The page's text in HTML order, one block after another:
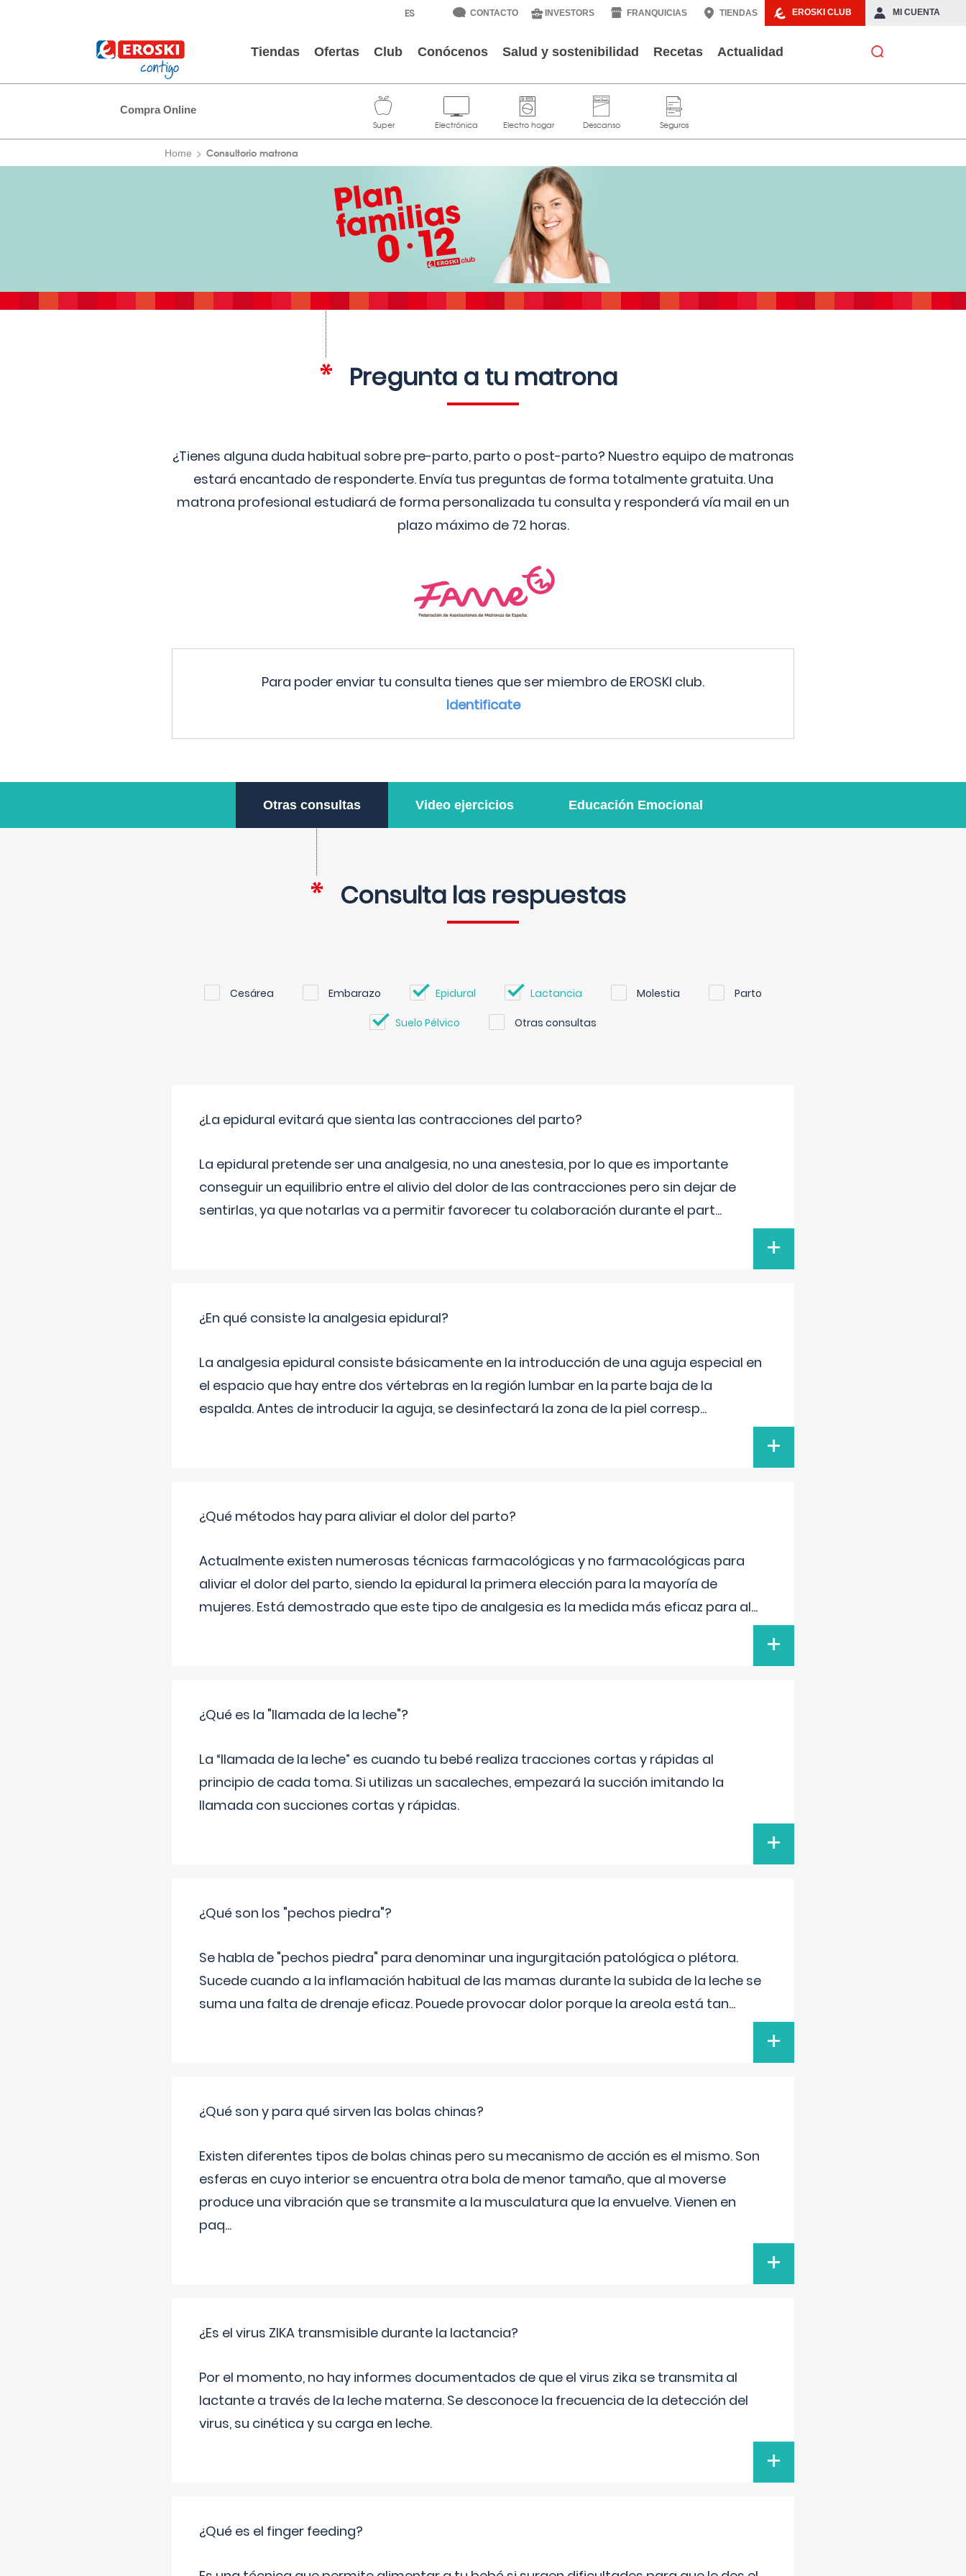
EROSKI CLUB MI CUENTA
CONTACTO INVESTORS FRANQUICIAS TIENDAS
Tiendas Ofertas Club Conócenos Salud y sostenibilidad Recetas Actualidad
Compra Online
Home Consultorio matrona
Pregunta a tu matrona
¿Tienes alguna duda habitual sobre pre-parto, parto o post-parto? Nuestro equipo de matronas
estará encantado de responderte. Envía tus preguntas de forma totalmente gratuita. Una
matrona profesional estudiará de forma personalizada tu consulta y responderá vía mail en un
plazo máximo de 72 horas.
Para poder enviar tu consulta tienes que ser miembro de EROSKI club.
Identificate
Otras consultas Video ejercicios Educación Emocional
Consulta las respuestas
Cesárea Embarazo Epidural Lactancia Molestia Parto
Suelo Pélvico Otras consultas
¿La epidural evitará que sienta las contracciones del parto?
La epidural pretende ser una analgesia, no una anestesia, por lo que es importante
conseguir un equilibrio entre el alivio del dolor de las contracciones pero sin dejar de
sentirlas, ya que notarlas va a permitir favorecer tu colaboración durante el part...
+
¿En qué consiste la analgesia epidural?
La analgesia epidural consiste básicamente en la introducción de una aguja especial en
el espacio que hay entre dos vértebras en la región lumbar en la parte baja de la
espalda. Antes de introducir la aguja, se desinfectará la zona de la piel corresp...
+
¿Qué métodos hay para aliviar el dolor del parto?
Actualmente existen numerosas técnicas farmacológicas y no farmacológicas para
aliviar el dolor del parto, siendo la epidural la primera elección para la mayoría de
mujeres. Está demostrado que este tipo de analgesia es la medida más eficaz para al...
+
¿Qué es la "llamada de la leche"?
La “llamada de la leche” es cuando tu bebé realiza tracciones cortas y rápidas al
principio de cada toma. Si utilizas un sacaleches, empezará la succión imitando la
llamada con succiones cortas y rápidas.
+
¿Qué son los "pechos piedra"?
Se habla de "pechos piedra" para denominar una ingurgitación patológica o plétora.
Sucede cuando a la inflamación habitual de las mamas durante la subida de la leche se
suma una falta de drenaje eficaz. Pouede provocar dolor porque la areola está tan...
+
¿Qué son y para qué sirven las bolas chinas?
Existen diferentes tipos de bolas chinas pero su mecanismo de acción es el mismo. Son
esferas en cuyo interior se encuentra otra bola de menor tamaño, que al moverse
produce una vibración que se transmite a la musculatura que la envuelve. Vienen en
paq...
+
¿Es el virus ZIKA transmisible durante la lactancia?
Por el momento, no hay informes documentados de que el virus zika se transmita al
lactante a través de la leche materna. Se desconoce la frecuencia de la detección del
virus, su cinética y su carga en leche.
+
¿Qué es el finger feeding?